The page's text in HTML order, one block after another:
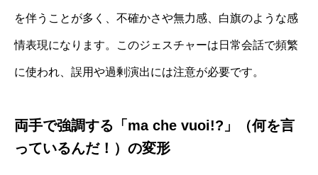
を伴うことが多く、不確かさや無力感、白旗のような感
情表現になります。このジェスチャーは日常会話で頻繁
に使われ、誤用や過剰演出には注意が必要です。
両手で強調する「ma che vuoi!?」（何を言
っているんだ！）の変形